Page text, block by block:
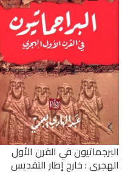
البرجماتيون في القرن الأول
الهجري : خارج إطار التقديس